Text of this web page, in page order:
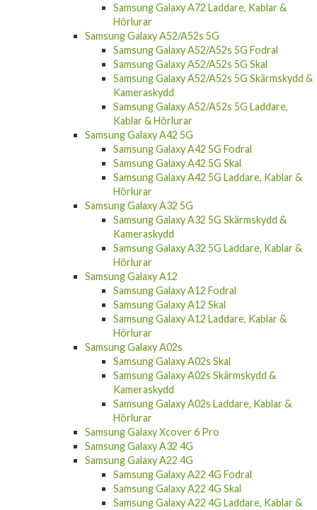
Samsung Galaxy A72 Laddare, Kablar &
Hörlurar
Samsung Galaxy A52/A52s 5G
Samsung Galaxy A52/A52s 5G Fodral
Samsung Galaxy A52/A52s 5G Skal
Samsung Galaxy A52/A52s 5G Skärmskydd &
Kameraskydd
Samsung Galaxy A52/A52s 5G Laddare,
Kablar & Hörlurar
Samsung Galaxy A42 5G
Samsung Galaxy A42 5G Fodral
Samsung Galaxy A42 5G Skal
Samsung Galaxy A42 5G Laddare, Kablar &
Hörlurar
Samsung Galaxy A32 5G
Samsung Galaxy A32 5G Skärmskydd &
Kameraskydd
Samsung Galaxy A32 5G Laddare, Kablar &
Hörlurar
Samsung Galaxy A12
Samsung Galaxy A12 Fodral
Samsung Galaxy A12 Skal
Samsung Galaxy A12 Laddare, Kablar &
Hörlurar
Samsung Galaxy A02s
Samsung Galaxy A02s Skal
Samsung Galaxy A02s Skärmskydd &
Kameraskydd
Samsung Galaxy A02s Laddare, Kablar &
Hörlurar
Samsung Galaxy Xcover 6 Pro
Samsung Galaxy A32 4G
Samsung Galaxy A22 4G
Samsung Galaxy A22 4G Fodral
Samsung Galaxy A22 4G Skal
Samsung Galaxy A22 4G Laddare, Kablar &